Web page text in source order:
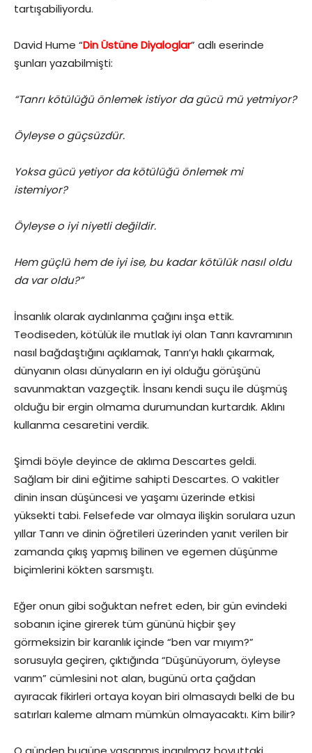
tartışabiliyordu.
David Hume “Din Üstüne Diyaloglar” adlı eserinde
şunları yazabilmişti:
“Tanrı kötülüğü önlemek istiyor da gücü mü yetmiyor?
Öyleyse o güçsüzdür.
Yoksa gücü yetiyor da kötülüğü önlemek mi
istemiyor?
Öyleyse o iyi niyetli değildir.
Hem güçlü hem de iyi ise, bu kadar kötülük nasıl oldu
da var oldu?”
İnsanlık olarak aydınlanma çağını inşa ettik.
Teodiseden, kötülük ile mutlak iyi olan Tanrı kavramının
nasıl bağdaştığını açıklamak, Tanrı’yı haklı çıkarmak,
dünyanın olası dünyaların en iyi olduğu görüşünü
savunmaktan vazgeçtik. İnsanı kendi suçu ile düşmüş
olduğu bir ergin olmama durumundan kurtardık. Aklını
kullanma cesaretini verdik.
Şimdi böyle deyince de aklıma Descartes geldi.
Sağlam bir dini eğitime sahipti Descartes. O vakitler
dinin insan düşüncesi ve yaşamı üzerinde etkisi
yüksekti tabi. Felsefede var olmaya ilişkin sorulara uzun
yıllar Tanrı ve dinin öğretileri üzerinden yanıt verilen bir
zamanda çıkış yapmış bilinen ve egemen düşünme
biçimlerini kökten sarsmıştı.
Eğer onun gibi soğuktan nefret eden, bir gün evindeki
sobanın içine girerek tüm gününü hiçbir şey
görmeksizin bir karanlık içinde “ben var mıyım?”
sorusuyla geçiren, çıktığında “Düşünüyorum, öyleyse
varım” cümlesini not alan, bugünü orta çağdan
ayıracak fikirleri ortaya koyan biri olmasaydı belki de bu
satırları kaleme almam mümkün olmayacaktı. Kim bilir?